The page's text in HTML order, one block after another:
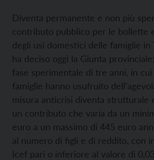
Diventa permanente e non più
contributo pubblico per le bollette
degli usi domestici delle famiglie in
ha deciso oggi la Giunta
fase sperimentale di tre anni, in
famiglie hanno usufruito
misura anticrisi diventa strutturale
un contributo che varia da un
euro a un massimo di 445 euro
al numero di figli e di reddito, con
Icef pari o inferiore al valore di